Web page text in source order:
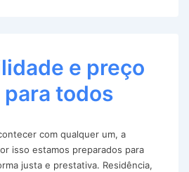
e preço
todos
com qualquer um, a
isso estamos preparados para
justa e prestativa. Residência,